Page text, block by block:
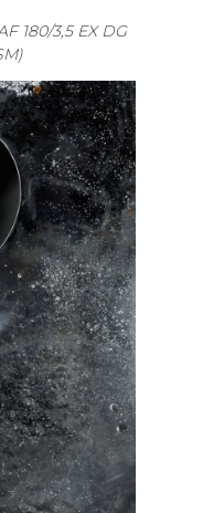
180/3,5 EX DG